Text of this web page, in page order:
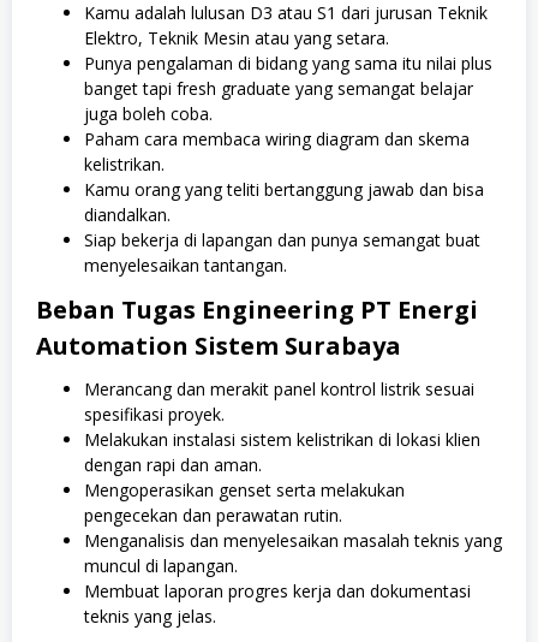
Kamu adalah lulusan D3 atau S1 dari jurusan Teknik
Elektro, Teknik Mesin atau yang setara.
Punya pengalaman di bidang yang sama itu nilai plus
banget tapi fresh graduate yang semangat belajar
juga boleh coba.
Paham cara membaca wiring diagram dan skema
kelistrikan.
Kamu orang yang teliti bertanggung jawab dan bisa
diandalkan.
Siap bekerja di lapangan dan punya semangat buat
menyelesaikan tantangan.
Beban Tugas Engineering PT Energi
Automation Sistem Surabaya
Merancang dan merakit panel kontrol listrik sesuai
spesifikasi proyek.
Melakukan instalasi sistem kelistrikan di lokasi klien
dengan rapi dan aman.
Mengoperasikan genset serta melakukan
pengecekan dan perawatan rutin.
Menganalisis dan menyelesaikan masalah teknis yang
muncul di lapangan.
Membuat laporan progres kerja dan dokumentasi
teknis yang jelas.